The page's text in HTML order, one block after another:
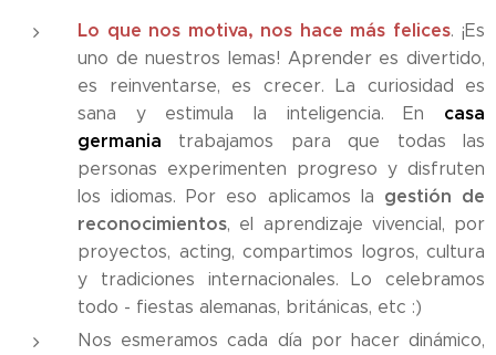
Lo que nos motiva, nos hace más felices. ¡Es
uno de nuestros lemas! Aprender es divertido,
es reinventarse, es crecer. La curiosidad es
sana y estimula la inteligencia. En casa
germania trabajamos para que todas las
personas experimenten progreso y disfruten
los idiomas. Por eso aplicamos la gestión de
reconocimientos, el aprendizaje vivencial, por
proyectos, acting, compartimos logros, cultura
y tradiciones internacionales. Lo celebramos
todo - fiestas alemanas, británicas, etc :)
Nos esmeramos cada día por hacer dinámico,